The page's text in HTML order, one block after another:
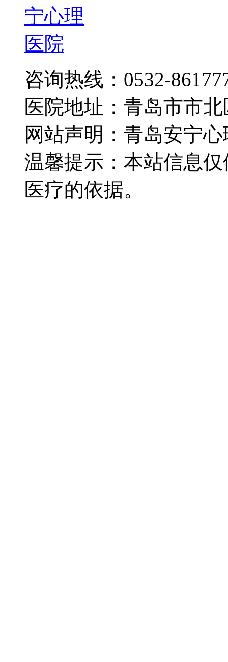
咨询热线：0532-
医院地址：青岛市市
网站声明：青岛安宁
温馨提示：本站信息
医疗的依据。